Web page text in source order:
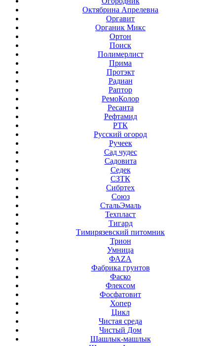
Октябрина Апрелевна
Оргавит
Органик Микс
Ортон
Поиск
Полимерлист
Прима
Протэкт
Радиан
Раптор
РемоКолор
Ресанта
Рефтамид
РТК
Русский огород
Ручеек
Сад чудес
Садовита
Седек
СЗТК
Сибртех
Союз
СтальЭмаль
Техпласт
Тигард
Тимирязевский питомник
Трион
Умница
ФАZА
Фабрика грунтов
Фаско
Флексом
Фосфатовит
Хопер
Цикл
Чистая среда
Чистый Дом
Шашлык-машлык